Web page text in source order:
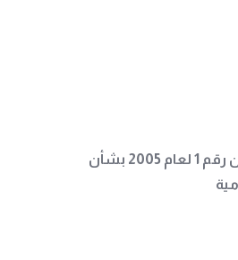
قانون رقم 46 لعام 2012 القاضي بتعديل قانون رقم 1 لعام 2005 بشأن